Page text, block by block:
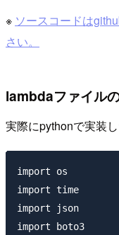
※ ソースコードは
さい。
lambdaファイル
実際にpythonで実装
import os
import time
import json
import boto3